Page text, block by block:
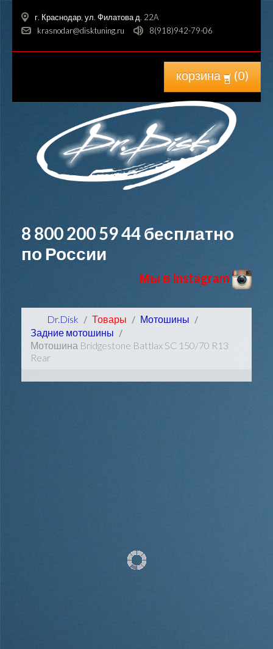
г. Краснодар, ул. Филатова д. 22A
krasnodar@disktuning.ru
8(918)942-79-06
корзина (0)
8 800 200 59 44бесплатно
по России
Мы в Instagram
Dr.Disk Товары
Мотошины
Задние мотошины
Мотошина Bridgestone Battlax SC 150/70 R13
Rear